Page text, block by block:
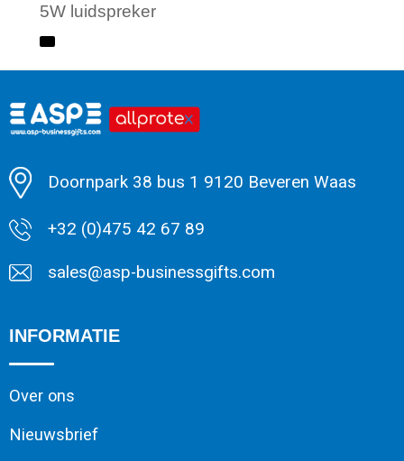
5W luidspreker
Minimale afname: 1
Doornpark 38 bus 1 9120 Beveren Waas
+32 (0)475 42 67 89
sales@asp-businessgifts.com
INFORMATIE
Over ons
Nieuwsbrief